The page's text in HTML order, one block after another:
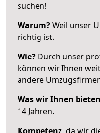
suchen!
Warum?Weil unser
richtig ist.
Wie? Durch unser
können wir Ihnen
andere
Was wir Ihnen
14 Jahren.
Kompetenz, da wir